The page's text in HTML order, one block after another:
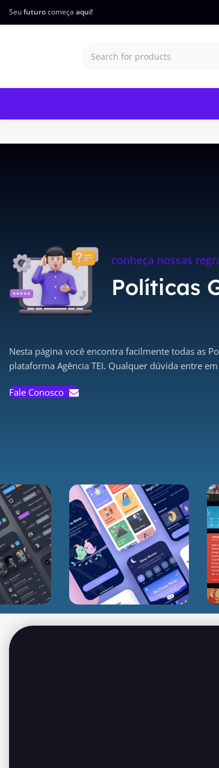
Seufuturocomeça aqui!
conheça nossas
Políticas
Nesta página você encontra facilmente todas as
plataforma Agência TEI. Qualquer dúvida entre
Fale Conosco